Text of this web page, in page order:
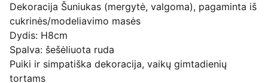
Dekoracija Šuniukas (mergytė, valgoma), pagaminta iš
cukrinės/modeliavimo masės
Dydis: H8cm
Spalva: šešėliuota ruda
Puiki ir simpatiška dekoracija, vaikų gimtadienių
tortams